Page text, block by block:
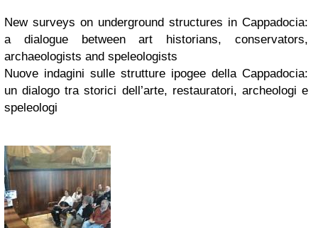
New surveys on underground structures in Cappadocia:
a dialogue between art historians, conservators,
archaeologists and speleologists
Nuove indagini sulle strutture ipogee della Cappadocia:
un dialogo tra storici dell’arte, restauratori, archeologi e
speleologi